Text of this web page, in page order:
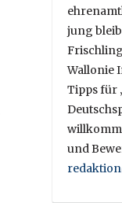
jung
Wallonie
Tipps für
und